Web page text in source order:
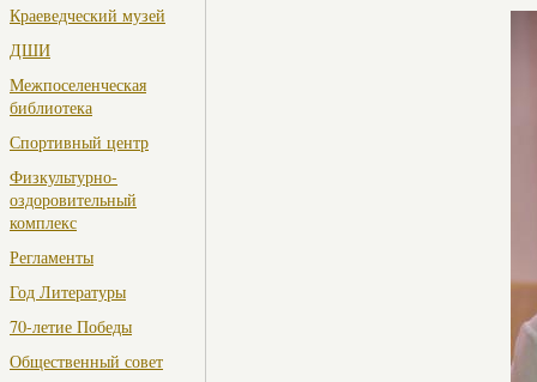
Краеведческий музей
ДШИ
Межпоселенческая
библиотека
Спортивный центр
Физкультурно-
оздоровительный
комплекс
Регламенты
Год Литературы
70-летие Победы
Общественный совет